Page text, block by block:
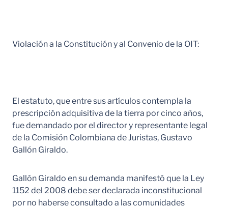
Violación a la Constitución y al Convenio de la OIT:
El estatuto, que entre sus artículos contempla la
prescripción adquisitiva de la tierra por cinco años,
fue demandado por el director y representante legal
de la Comisión Colombiana de Juristas, Gustavo
Gallón Giraldo.
Gallón Giraldo en su demanda manifestó que la Ley
1152 del 2008 debe ser declarada inconstitucional
por no haberse consultado a las comunidades